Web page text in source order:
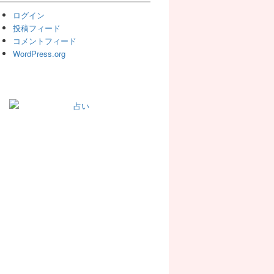
ログイン
投稿フィード
コメントフィード
WordPress.org